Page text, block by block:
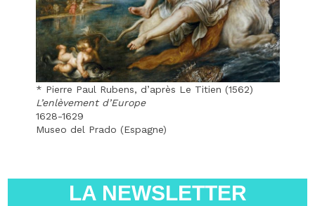
* Pierre Paul Rubens, d’après Le Titien (1562)
L’enlèvement d’Europe
1628-1629
Museo del Prado (Espagne)
LA NEWSLETTER